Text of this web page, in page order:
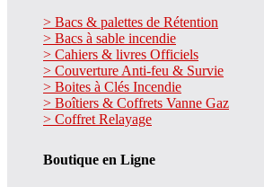
> Bacs & palettes de Rétention
> Bacs à sable incendie
> Cahiers & livres Officiels
> Couverture Anti-feu & Survie
> Boites à Clés Incendie
> Boîtiers & Coffrets Vanne Gaz
> Coffret Relayage
Boutique en Ligne